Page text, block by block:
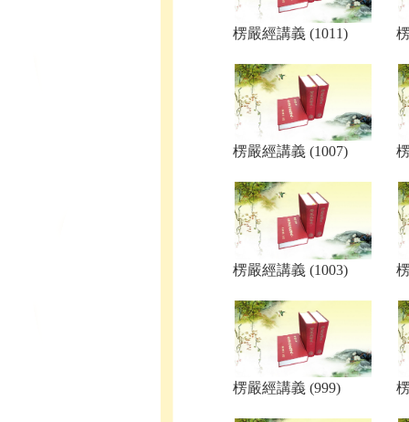
楞嚴經講義 (1011)
楞嚴經講義 (1007)
楞嚴經講義 (1003)
楞嚴經講義 (999)